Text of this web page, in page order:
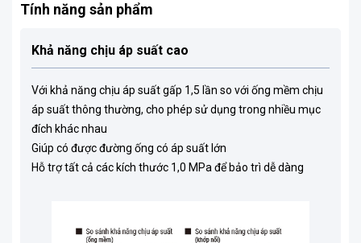
Tính năng sản phẩm
Khả năng chịu áp suất cao
Với khả năng chịu áp suất gấp 1,5 lần so với ống mềm chịu
áp suất thông thường, cho phép sử dụng trong nhiều mục
đích khác nhau
Giúp có được đường ống có áp suất lớn
Hỗ trợ tất cả các kích thước 1,0 MPa để bảo trì dễ dàng